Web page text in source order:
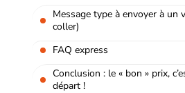
Message type à envoyer à un
coller)
FAQ express
Conclusion : le « bon » prix, c’est celui d’un
départ !